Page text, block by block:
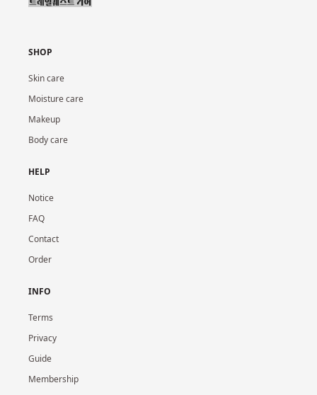
SHOP
Skin care
Moisture care
Makeup
Body care
HELP
Notice
FAQ
Contact
Order
INFO
Terms
Privacy
Guide
Membership